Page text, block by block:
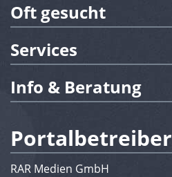
Oft gesucht
Services
Info & Beratung
Portalbetreiber
RAR Medien GmbH